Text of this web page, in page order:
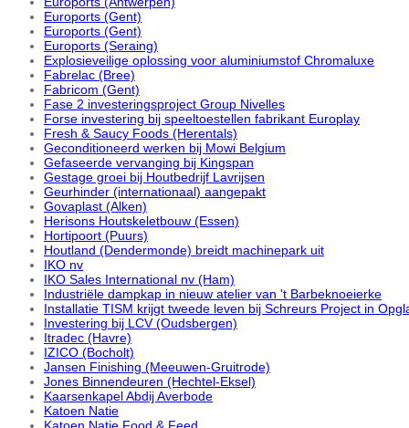
Euroports (Gent)
Euroports (Gent)
Euroports (Seraing)
Explosieveilige oplossing voor aluminiumstof Chromaluxe
Fabrelac (Bree)
Fabricom (Gent)
Fase 2 investeringsproject Group Nivelles
Forse investering bij speeltoestellen fabrikant Europlay
Fresh & Saucy Foods (Herentals)
Geconditioneerd werken bij Mowi Belgium
Gefaseerde vervanging bij Kingspan
Gestage groei bij Houtbedrijf Lavrijsen
Geurhinder (internationaal) aangepakt
Govaplast (Alken)
Herisons Houtskeletbouw (Essen)
Hortipoort (Puurs)
Houtland (Dendermonde) breidt machinepark uit
IKO nv
IKO Sales International nv (Ham)
Industriële dampkap in nieuw atelier van 't Barbeknoeierke
Installatie TISM krijgt tweede leven bij Schreurs Project in
Investering bij LCV (Oudsbergen)
Itradec (Havre)
IZICO (Bocholt)
Jansen Finishing (Meeuwen-Gruitrode)
Jones Binnendeuren (Hechtel-Eksel)
Kaarsenkapel Abdij Averbode
Katoen Natie
Katoen Natie Food & Feed